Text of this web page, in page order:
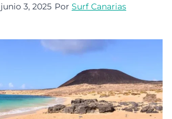
junio 3, 2025 Por Surf Canarias